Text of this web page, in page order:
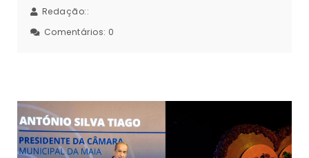
Redação::
Comentários: 0